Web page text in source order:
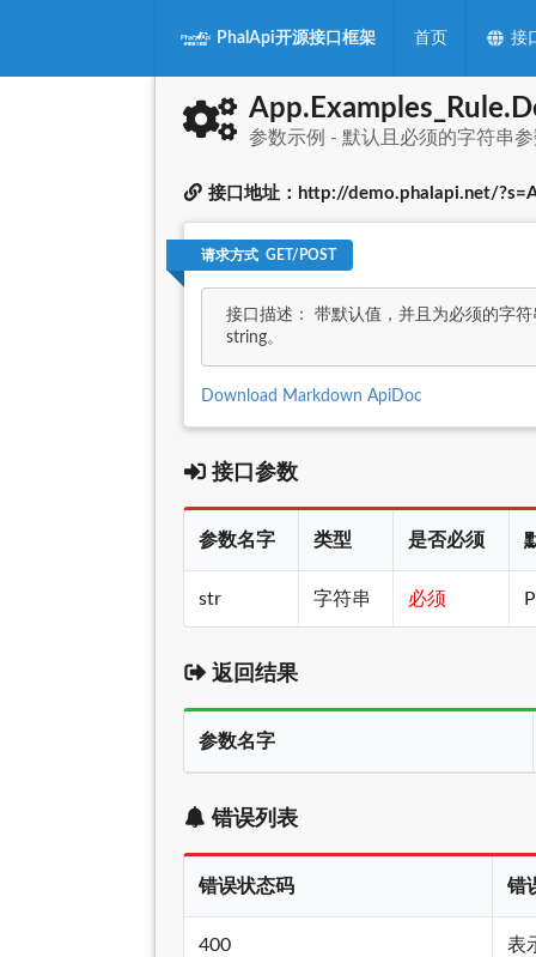
PhalApi开源接口框架 首页 接
参数示例 - 默认且必须的字符串
接口地址：http://demo.phalapi.net/
请求方式 GET/POST
接口描述： 带默认值，并且为必须的字
string。
Download Markdown ApiDoc
接口参数
参数名字 类型 是否必须
str 字符串 必须
返回结果
参数名字
错误列表
错误状态码 错
400 表